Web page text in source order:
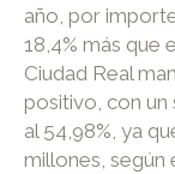
año, por
18,4% más que
Ciudad Real
positivo, con un
al 54,98%, ya
millones, según